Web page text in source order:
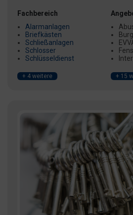
Fachbereich
Alarmanlagen
Briefkästen
Schließanlagen
Schlosser
Schlüsseldienst
+ 4 weitere + 15